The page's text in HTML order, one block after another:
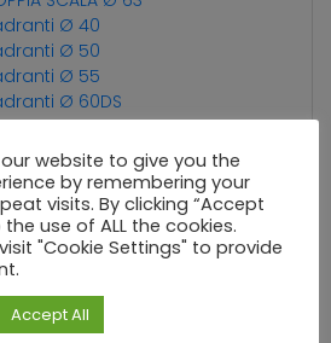
Ø 40
Ø 50
Ø 55
Ø 60DS
Ø 63
Ø 63DS
Ø 100
Ø 40
Ø 50
Ø 63
website to give you the
by remembering your
visits. By clicking “Accept
use of ALL the cookies.
"Cookie Settings" to provide
Accept All